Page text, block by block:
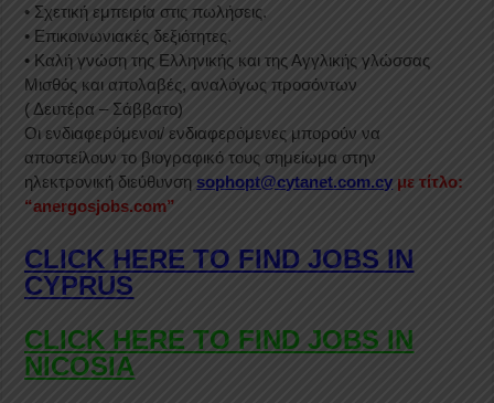
• Σχετική εμπειρία στις πωλήσεις.
• Επικοινωνιακές δεξιότητες.
• Καλή γνώση της Ελληνικής και της Αγγλικής γλώσσας
Μισθός και απολαβές, αναλόγως προσόντων
( Δευτέρα – Σάββατο)
Οι ενδιαφερόμενοι/ ενδιαφερόμενες μπορούν να
αποστείλουν το βιογραφικό τους σημείωμα στην
ηλεκτρονική διεύθυνση sophopt@cytanet.com.cy με τίτλο:
“anergosjobs.com”
CLICK HERE TO FIND JOBS IN
CYPRUS
CLICK HERE TO FIND JOBS IN
NICOSIA